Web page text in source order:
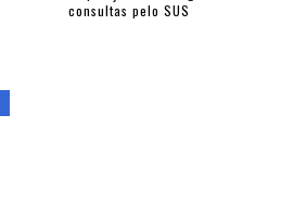
consultas pelo SUS